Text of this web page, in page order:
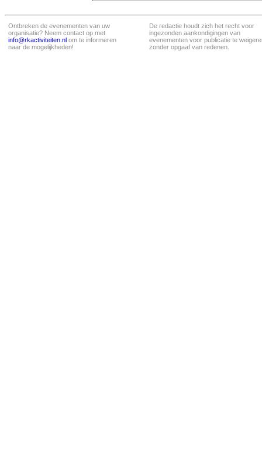
Ontbreken de evenementen van uw
organisatie? Neem contact op met
info@rkactiviteiten.nl om te informeren
naar de mogelijkheden!
De redactie houdt zich het recht voor
ingezonden aankondigingen van
evenementen voor publicatie te
zonder opgaaf van redenen.